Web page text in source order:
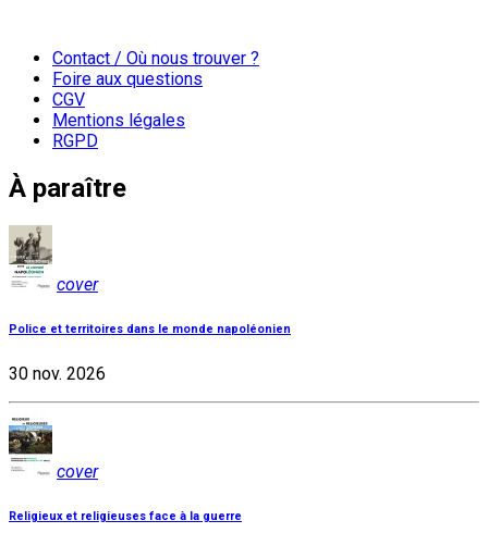
Contact / Où nous trouver ?
Foire aux questions
CGV
Mentions légales
RGPD
À paraître
cover
Police et territoires dans le monde napoléonien
30 nov. 2026
cover
Religieux et religieuses face à la guerre